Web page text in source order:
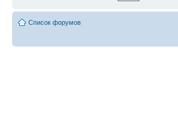
Список форумов